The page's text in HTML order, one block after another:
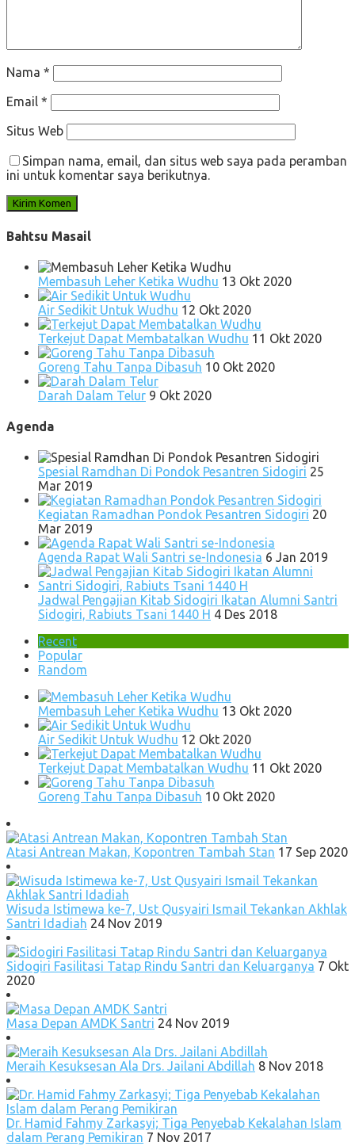
Nama *
Email *
Situs Web
Simpan nama, email, dan situs web saya pada peramban
ini untuk komentar saya berikutnya.
Bahtsu Masail
Membasuh Leher Ketika Wudhu 13 Okt 2020
Air Sedikit Untuk Wudhu 12 Okt 2020
Terkejut Dapat Membatalkan Wudhu 11 Okt 2020
Goreng Tahu Tanpa Dibasuh 10 Okt 2020
Darah Dalam Telur 9 Okt 2020
Agenda
Spesial Ramdhan Di Pondok Pesantren Sidogiri 25
Mar 2019
Kegiatan Ramadhan Pondok Pesantren Sidogiri 20
Mar 2019
Agenda Rapat Wali Santri se-Indonesia 6 Jan 2019
Jadwal Pengajian Kitab Sidogiri Ikatan Alumni Santri
Sidogiri, Rabiuts Tsani 1440 H 4 Des 2018
Recent
Popular
Random
Membasuh Leher Ketika Wudhu 13 Okt 2020
Air Sedikit Untuk Wudhu 12 Okt 2020
Terkejut Dapat Membatalkan Wudhu 11 Okt 2020
Goreng Tahu Tanpa Dibasuh 10 Okt 2020
Atasi Antrean Makan, Kopontren Tambah Stan 17 Sep 2020
Wisuda Istimewa ke-7, Ust Qusyairi Ismail Tekankan Akhlak
Santri Idadiah 24 Nov 2019
Sidogiri Fasilitasi Tatap Rindu Santri dan Keluarganya 7 Okt
2020
Masa Depan AMDK Santri 24 Nov 2019
Meraih Kesuksesan Ala Drs. Jailani Abdillah 8 Nov 2018
Dr. Hamid Fahmy Zarkasyi; Tiga Penyebab Kekalahan Islam
dalam Perang Pemikiran 7 Nov 2017